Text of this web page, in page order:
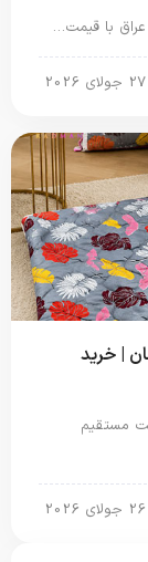
با قیمت…
| خرید
مستقیم